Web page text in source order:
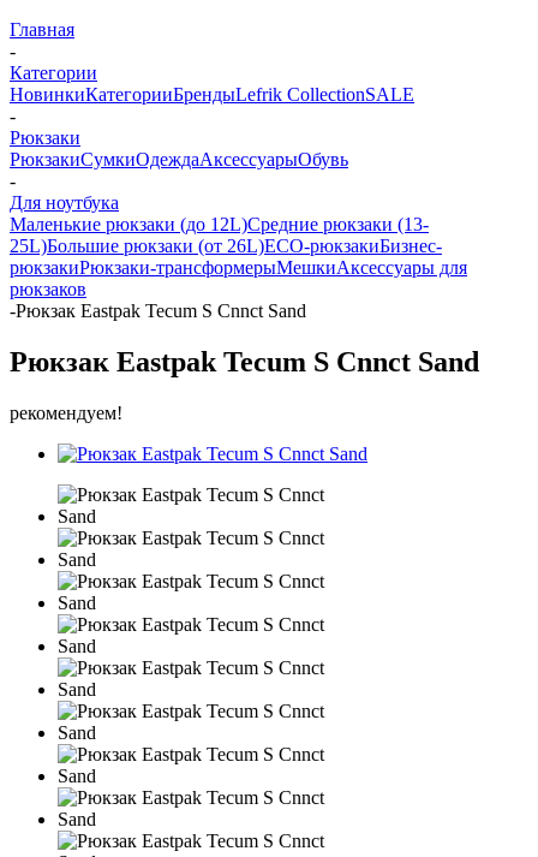
Главная
-
Категории
НовинкиКатегорииБрендыLefrik CollectionSALE
-
Рюкзаки
РюкзакиСумкиОдеждаАксессуарыОбувь
-
Для ноутбука
Маленькие рюкзаки (до 12L)Средние рюкзаки (13-
25L)Большие рюкзаки (от 26L)ECO-рюкзакиБизнес-
рюкзакиРюкзаки-трансформерыМешкиАксессуары для
рюкзаков
-Рюкзак Eastpak Tecum S Cnnct Sand
Рюкзак Eastpak Tecum S Cnnct Sand
рекомендуем!